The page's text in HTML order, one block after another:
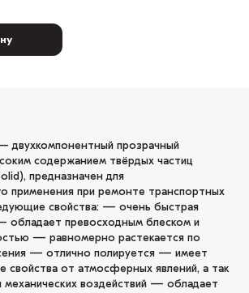
двухкомпонентный прозрачный
содержанием твёрдых частиц
предназначен для
применения при ремонте транспортных
свойства: — очень быстрая
обладает превосходным блеском и
— равномерно растекается по
— отлично полируется — имеет
свойства от атмосферных явлений, а так
механических воздействий — обладает